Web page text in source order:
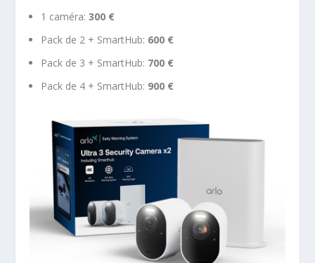
1 caméra:300 €
Pack de 2 + SmartHub: 600 €
Pack de 3 + SmartHub: 700 €
Pack de 4 + SmartHub: 900 €